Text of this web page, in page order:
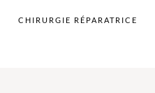
CHIRURGIE RÉPARATRICE